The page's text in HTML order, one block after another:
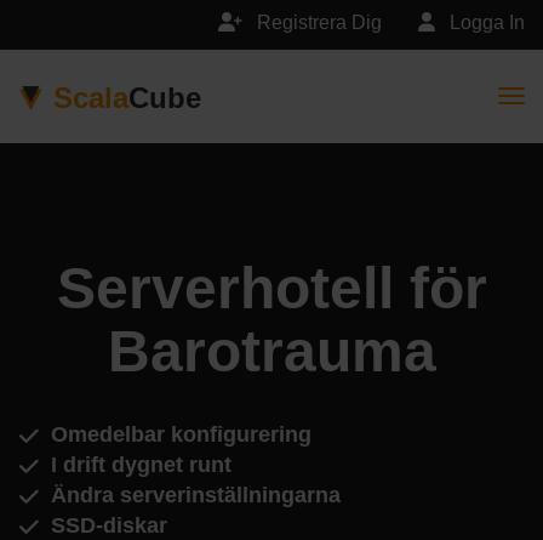
Logga In
Registrera Dig
ScalaCube
Serverhotell för
Barotrauma
Omedelbar konfigurering
I drift dygnet runt
Ändra serverinställningarna
SSD-diskar